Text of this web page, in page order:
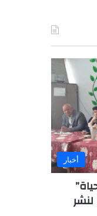
أخبار